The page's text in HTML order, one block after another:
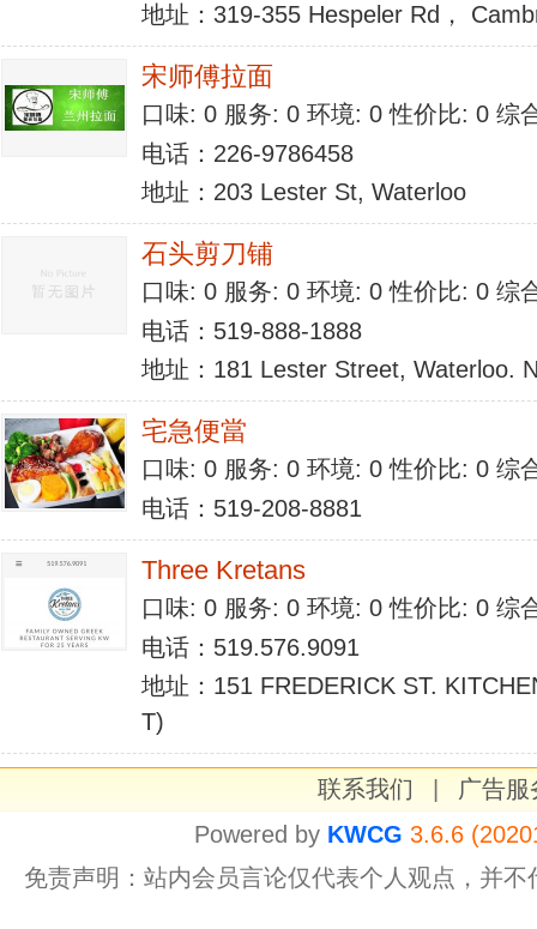
地址：319-355 Hespeler Rd，
宋师傅拉面
口味: 0 服务: 0 环境: 0 性价比: 0 综
电话：226-9786458
地址：203 Lester St, Waterloo
石头剪刀铺
口味: 0 服务: 0 环境: 0 性价比: 0 综
电话：519-888-1888
地址：181 Lester Street, Waterloo.
宅急便當
口味: 0 服务: 0 环境: 0 性价比: 0 综
电话：519-208-8881
Three Kretans
口味: 0 服务: 0 环境: 0 性价比: 0 综
电话：519.576.9091
地址：151 FREDERICK ST.
T)
联系我们
广告服
Powered by KWCG 3.6.6
免责声明：站内会员言论仅代表个人观点，并